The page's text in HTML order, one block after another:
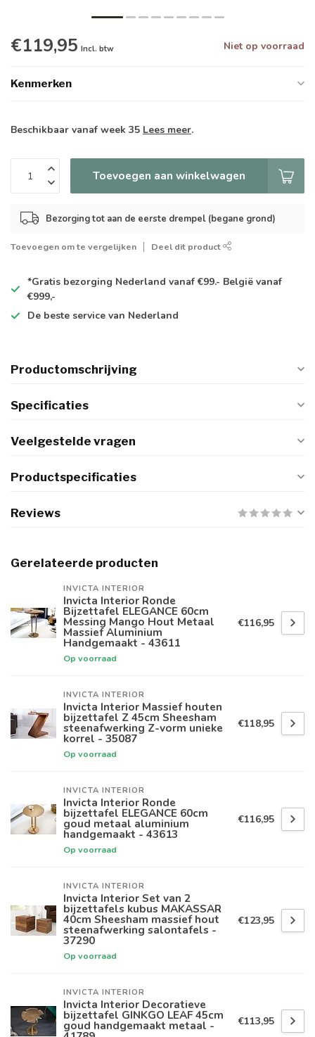
€119,95 Incl. btw Niet op voorraad
Kenmerken
Beschikbaar vanaf week 35 Lees meer.
Toevoegen aan winkelwagen
Bezorging tot aan de eerste drempel (begane grond)
Toevoegen om te vergelijken Deel dit product
*Gratis bezorging Nederland vanaf €99.- België vanaf
€999,-
De beste service van Nederland
Productomschrijving
Specificaties
Veelgestelde vragen
Productspecificaties
Reviews
Gerelateerde producten
INVICTA INTERIOR
Invicta Interior Ronde
Bijzettafel ELEGANCE 60cm
Messing Mango Hout Metaal
Massief Aluminium
Handgemaakt - 43611
Op voorraad
€116,95
INVICTA INTERIOR
Invicta Interior Massief houten
bijzettafel Z 45cm Sheesham
steenafwerking Z-vorm unieke
korrel - 35087
Op voorraad
€118,95
INVICTA INTERIOR
Invicta Interior Ronde
bijzettafel ELEGANCE 60cm
goud metaal aluminium
handgemaakt - 43613
Op voorraad
€116,95
INVICTA INTERIOR
Invicta Interior Set van 2
bijzettafels kubus MAKASSAR
40cm Sheesham massief hout
steenafwerking salontafels -
37290
Op voorraad
€123,95
INVICTA INTERIOR
Invicta Interior Decoratieve
bijzettafel GINKGO LEAF 45cm
goud handgemaakt metaal - €113,95